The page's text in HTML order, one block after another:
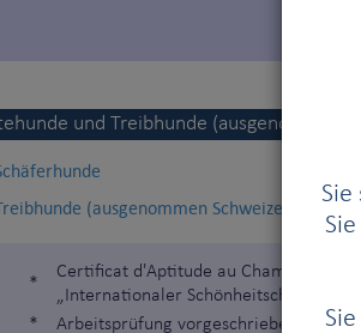
Sie
und Treibhunde (ausgenommen
(ausgenommen Schweizer
*
Certificat d'Aptitude au Championnat
„Internationaler Schönheitschampion“)
*
Arbeitsprüfung vorgeschrieben